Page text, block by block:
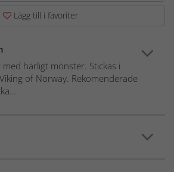
Lägg till i favoriter
med härligt mönster. Stickas i
of Norway. Rekomenderade